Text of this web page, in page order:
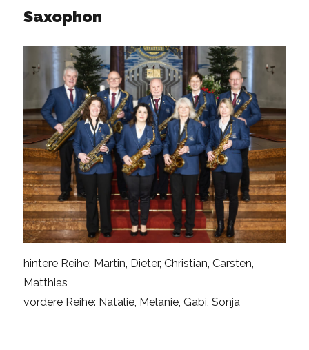
Saxophon
hintere Reihe: Martin, Dieter, Christian, Carsten,
Matthias
vordere Reihe: Natalie, Melanie, Gabi, Sonja